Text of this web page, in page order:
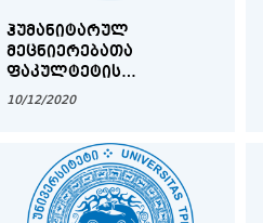
ᲰᲣᲛᲐᲜᲘᲢᲐᲠᲣᲚ
ᲛᲔᲪᲜᲘᲔᲠᲔᲑᲐᲗᲐ
ᲤᲐᲙᲣᲚᲢᲔᲢᲘᲡ
ᲛᲐᲒᲘᲡᲢᲠᲐᲜᲢᲗᲐ
10/12/2020